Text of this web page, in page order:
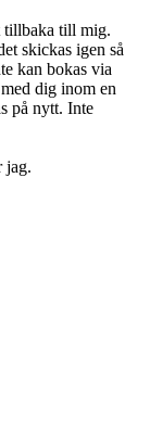
tillbaka till mig.
skickas igen så
kan bokas via
dig inom en
på nytt. Inte
jag.